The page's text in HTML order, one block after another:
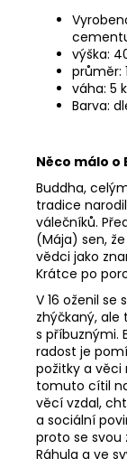
výška:
průměr:
váha: 5
Barva:
Něco málo o
Buddha,
tradice
válečníků.
(Mája) sen,
vědci jako
Krátce po
V 16 oženil se
zhýčkaný, ale
s příbuznými.
radost je
požitky a věci
tomuto cítil
věcí vzdal,
a sociální
proto se svou
Ráhula a ve